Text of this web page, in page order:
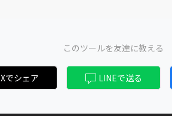
このツールを友達に教える
Xでシェア LINEで送る